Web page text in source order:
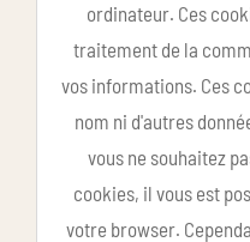
ordinateur. Ces
traitement de la
vos informations. Ces
nom ni d'autres
vous ne souhaitez
cookies, il vous est
votre browser.